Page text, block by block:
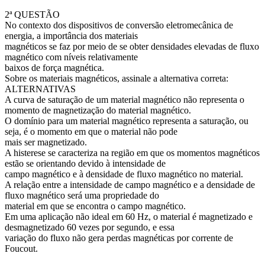
2ª QUESTÃO
No contexto dos dispositivos de conversão eletromecânica de
energia, a importância dos materiais
magnéticos se faz por meio de se obter densidades elevadas de fluxo
magnético com níveis relativamente
baixos de força magnética.
Sobre os materiais magnéticos, assinale a alternativa correta:
ALTERNATIVAS
A curva de saturação de um material magnético não representa o
momento de magnetização do material magnético.
O domínio para um material magnético representa a saturação, ou
seja, é o momento em que o material não pode
mais ser magnetizado.
A histerese se caracteriza na região em que os momentos magnéticos
estão se orientando devido à intensidade de
campo magnético e à densidade de fluxo magnético no material.
A relação entre a intensidade de campo magnético e a densidade de
fluxo magnético será uma propriedade do
material em que se encontra o campo magnético.
Em uma aplicação não ideal em 60 Hz, o material é magnetizado e
desmagnetizado 60 vezes por segundo, e essa
variação do fluxo não gera perdas magnéticas por corrente de
Foucout.